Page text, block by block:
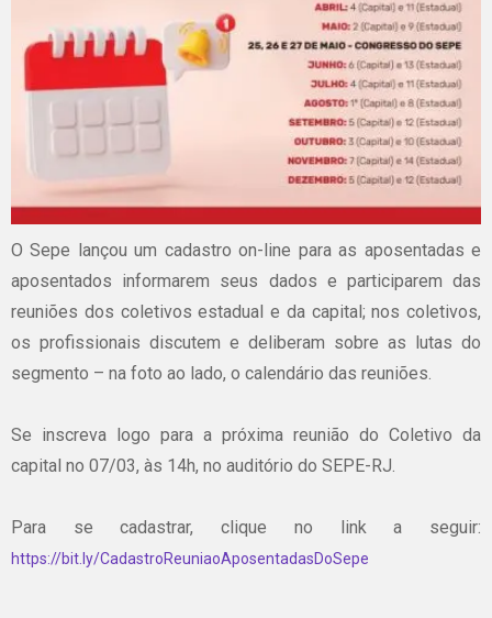
O Sepe lançou um cadastro on-line para as aposentadas e
aposentados informarem seus dados e participarem das
reuniões dos coletivos estadual e da capital; nos coletivos,
os profissionais discutem e deliberam sobre as lutas do
segmento – na foto ao lado, o calendário das reuniões.
Se inscreva logo para a próxima reunião do Coletivo da
capital no 07/03, às 14h, no auditório do SEPE-RJ.
Para se cadastrar, clique no link a seguir:
https://bit.ly/CadastroReuniaoAposentadasDoSepe